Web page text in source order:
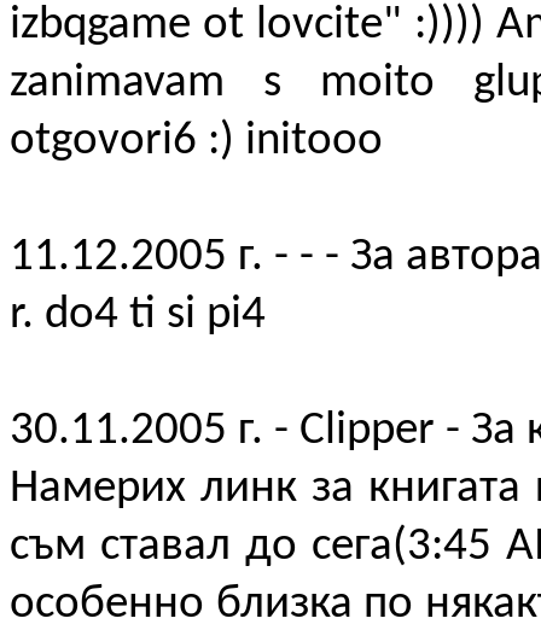
izbqgame ot lovcite" :))))
zanimavam s moito
otgovori6 :) initooo
11.12.2005 г. - - - За автора
r. do4 ti si pi4
30.11.2005 г. - Clipper - За
Намерих линк за
съм ставал до сега(3:45
особенно близка по